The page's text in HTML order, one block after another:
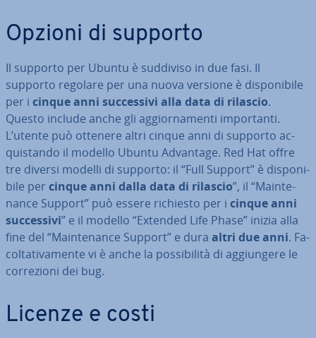
Opzioni di supporto
Il supporto per Ubuntu è suddiviso in due fasi. Il
supporto regolare per una nuova versione è di­spo­ni­bi­le
per i cinque anni suc­ces­si­vi alla data di rilascio.
Questo include anche gli ag­gior­na­men­ti im­por­tan­ti.
L’utente può ottenere altri cinque anni di supporto ac­
qui­stan­do il modello Ubuntu Advantage. Red Hat offre
tre diversi modelli di supporto: il “Full Support” è di­spo­ni­
bi­le per cinque anni dalla data di rilascio”, il “Main­te­
nan­ce Support” può essere richiesto per i cinque anni
suc­ces­si­vi” e il modello “Extended Life Phase” inizia alla
fine del “Main­te­nan­ce Support” e dura altri due anni. Fa­
col­ta­ti­va­men­te vi è anche la pos­si­bi­li­tà di ag­giun­ge­re le
cor­re­zio­ni dei bug.
Licenze e costi